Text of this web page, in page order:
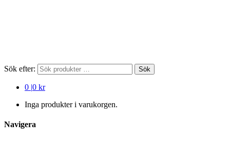
Sök efter: Sök
0 |0 kr
Inga produkter i varukorgen.
Navigera